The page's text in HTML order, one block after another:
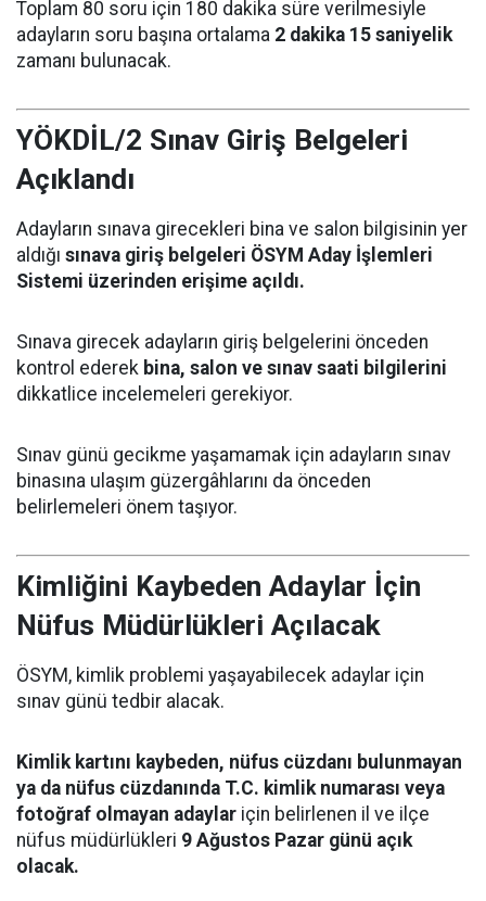
Toplam 80 soru için 180 dakika süre verilmesiyle
adayların soru başına ortalama 2 dakika 15 saniyelik
zamanı bulunacak.
YÖKDİL/2 Sınav Giriş Belgeleri
Açıklandı
Adayların sınava girecekleri bina ve salon bilgisinin yer
aldığı sınava giriş belgeleri ÖSYM Aday İşlemleri
Sistemi üzerinden erişime açıldı.
Sınava girecek adayların giriş belgelerini önceden
kontrol ederek bina, salon ve sınav saati bilgilerini
dikkatlice incelemeleri gerekiyor.
Sınav günü gecikme yaşamamak için adayların sınav
binasına ulaşım güzergâhlarını da önceden
belirlemeleri önem taşıyor.
Kimliğini Kaybeden Adaylar İçin
Nüfus Müdürlükleri Açılacak
ÖSYM, kimlik problemi yaşayabilecek adaylar için
sınav günü tedbir alacak.
Kimlik kartını kaybeden, nüfus cüzdanı bulunmayan
ya da nüfus cüzdanında T.C. kimlik numarası veya
fotoğraf olmayan adaylar için belirlenen il ve ilçe
nüfus müdürlükleri 9 Ağustos Pazar günü açık
olacak.